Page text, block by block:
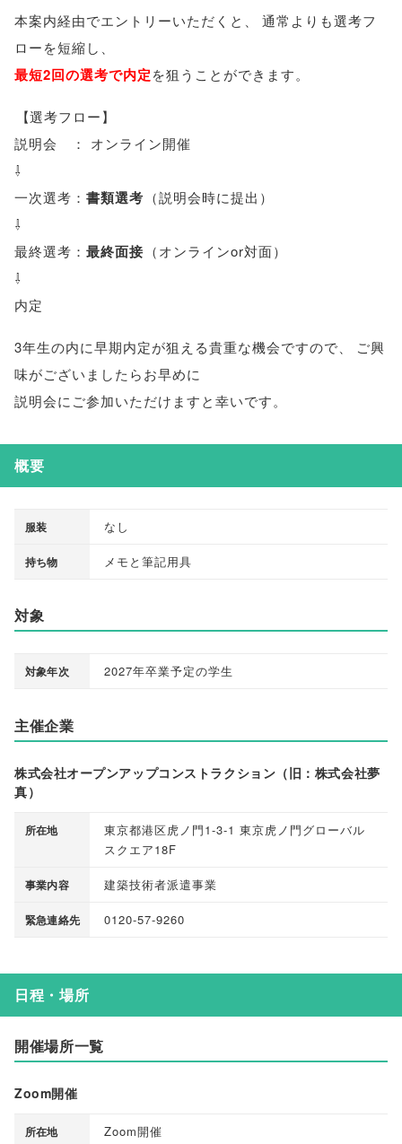
本案内経由でエントリーいただくと
通常よりも選考フ
ローを短縮し
最短2回の選考で内定を狙うことができます。
【選考フロー】
説明会 ： オンライン開催
⇩
一次選考： 書類選考 （説明会時に提出 ）
⇩
最終選考： 最終面接 （オンラインor対面）
⇩
内定
3年生の内に早期内定が狙える貴重な機会ですので
ご興
味がございましたらお早めに
説明会にご参加いただけますと幸いです。
概要
服装 なし
持ち物 メモと筆記用具
対象
対象年次 2027年卒業予定の学生
主催企業
株式会社オープンアップコンストラクション（旧：株式会社夢
真）
所在地
東京都港区虎ノ門1-3-1 東京虎ノ門グローバル
スクエア18F
事業内容 建築技術者派遣事業
緊急連絡先 0120-57-9260
日程・場所
開催場所一覧
Zoom開催
所在地 Zoom開催